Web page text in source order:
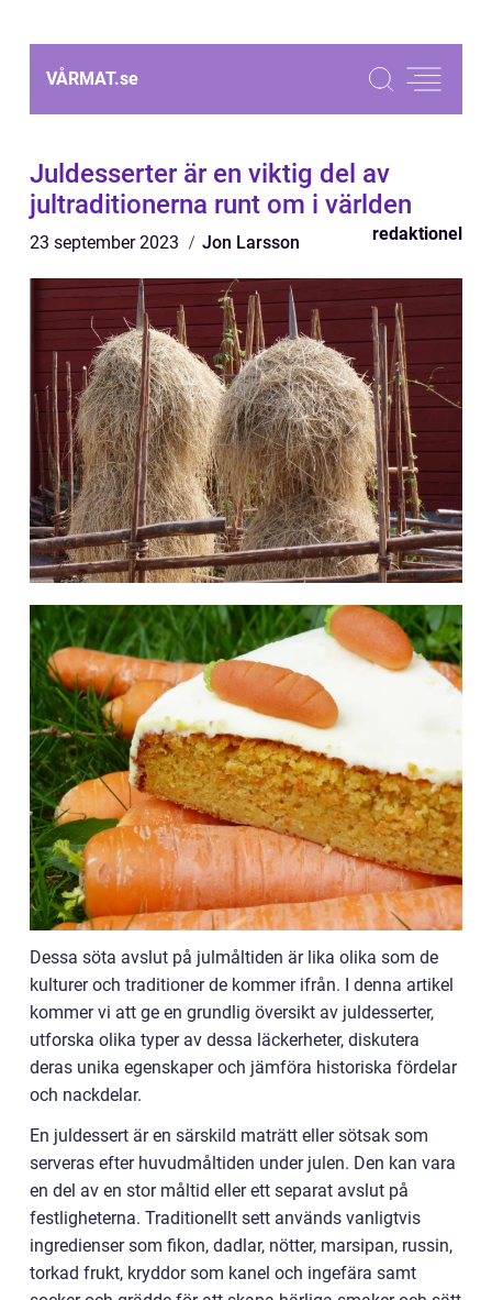
VÅRMAT.se
Juldesserter är en viktig del av
jultraditionerna runt om i världen
23 september 2023 Jon Larsson redaktionel
Dessa söta avslut på julmåltiden är lika olika som de
kulturer och traditioner de kommer ifrån. I denna artikel
kommer vi att ge en grundlig översikt av juldesserter,
utforska olika typer av dessa läckerheter, diskutera
deras unika egenskaper och jämföra historiska fördelar
och nackdelar.
En juldessert är en särskild maträtt eller sötsak som
serveras efter huvudmåltiden under julen. Den kan vara
en del av en stor måltid eller ett separat avslut på
festligheterna. Traditionellt sett används vanligtvis
ingredienser som fikon, dadlar, nötter, marsipan, russin,
torkad frukt, kryddor som kanel och ingefära samt